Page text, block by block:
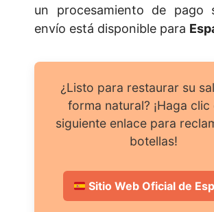
un procesamiento de pago
envío está disponible para
¿Listo para restaurar su
forma natural? ¡Haga clic
siguiente enlace para
botellas!
Sitio Web Oficial de